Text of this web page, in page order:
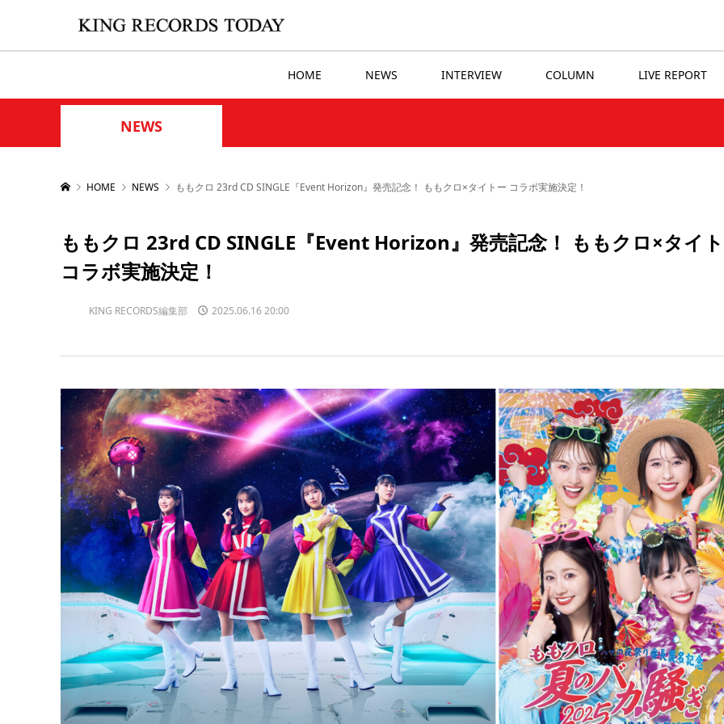
HOME NEWS INTERVIEW COLUMN LIVE REPORT
NEWS
HOME NEWS ももクロ 23rd CD SINGLE『Event Horizon』発売記念！ ももクロ×タイトー コラボ実施決定！
ももクロ 23rd CD SINGLE『Event Horizon』発売記念！ ももクロ×タイ
コラボ実施決定！
KING RECORDS編集部 2025.06.16 20:00